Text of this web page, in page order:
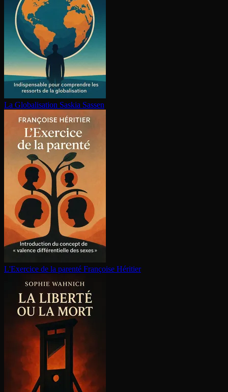
La Glo­ba­li­sa­tion Saskia Sassen
L'Exercice de la parenté Françoise Héritier